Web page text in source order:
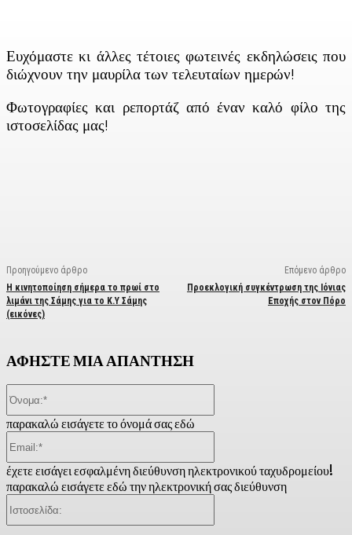
Ευχόμαστε κι άλλες τέτοιες φωτεινές εκδηλώσεις που
διώχνουν την μαυρίλα των τελευταίων ημερών!
Φωτογραφίες και ρεπορτάζ από έναν καλό φίλο της
ιστοσελίδας μας!
Προηγούμενο άρθρο
Η κινητοποίηση σήμερα το πρωί στο
λιμάνι της Σάμης για το Κ.Υ Σάμης
(εικόνες)
Επόμενο άρθρο
Προεκλογική συγκέντρωση της Ιόνιας
Εποχής στον Πόρο
ΑΦΗΣΤΕ ΜΙΑ ΑΠΑΝΤΗΣΗ
παρακαλώ εισάγετε το όνομά σας εδώ
έχετε εισάγει εσφαλμένη διεύθυνση ηλεκτρονικού ταχυδρομείου!
παρακαλώ εισάγετε εδώ την ηλεκτρονική σας διεύθυνση